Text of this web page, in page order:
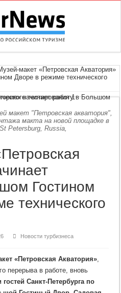
макет «Петровская Акватория»
Дворе в режиме технического
макет "Петровская акватория",
макта на новой площадке в
Petersburg, Russia,
Гостином
технического
Новости турбизнеса
«Петровская Акватория»,
перерыва в работе, вновь
Санкт-Петербурга по